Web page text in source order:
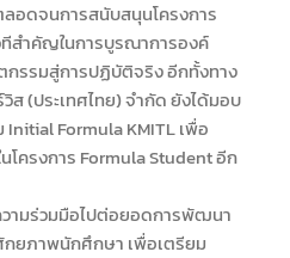
อดจนการสนับสนุนโครงการ
ทีสำคัญในการบูรณาการองค์
กรรมสู่การปฏิบัติจริงอีกทั้งทาง
ส (ประเทศไทย) จำกัด ยังได้มอบ
Formula KMITL เพื่อ
ครงการ Formula Student อีก
ามร่วมมือไปต่อยอดการพัฒนา
ยภาพนักศึกษา เพื่อเตรียม